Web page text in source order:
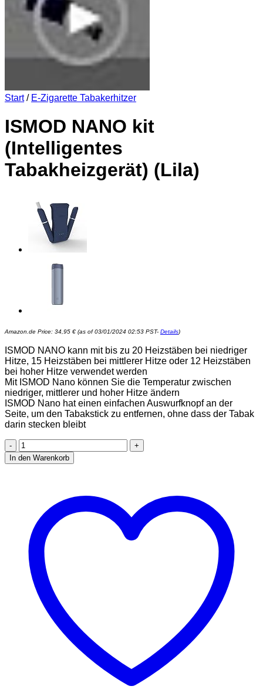
Start / E-Zigarette Tabakerhitzer
ISMOD NANO kit
(Intelligentes
Tabakheizgerät) (Lila)
Amazon.de Price: 34,95 € (as of 03/01/2024 02:53 PST- Details)
ISMOD NANO kann mit bis zu 20 Heizstäben bei niedriger
Hitze, 15 Heizstäben bei mittlerer Hitze oder 12 Heizstäben
bei hoher Hitze verwendet werden
Mit ISMOD Nano können Sie die Temperatur zwischen
niedriger, mittlerer und hoher Hitze ändern
ISMOD Nano hat einen einfachen Auswurfknopf an der
Seite, um den Tabakstick zu entfernen, ohne dass der Tabak
darin stecken bleibt
ISMOD
NANO
kit
In den Warenkorb